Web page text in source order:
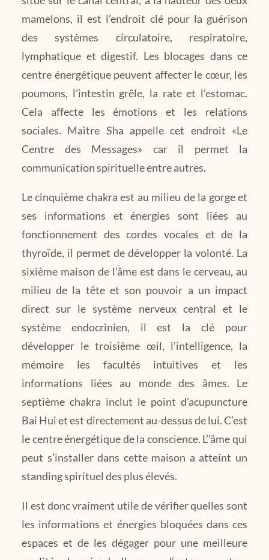
mamelons, il est l’endroit clé pour la guérison
des systèmes circulatoire, respiratoire,
lymphatique et digestif. Les blocages dans ce
centre énergétique peuvent affecter le cœur, les
poumons, l’intestin grêle, la rate et l’estomac.
Cela affecte les émotions et les relations
sociales. Maître Sha appelle cet endroit «Le
Centre des Messages» car il permet la
communication spirituelle entre autres.
Le cinquième chakra est au milieu de la gorge et
ses informations et énergies sont liées au
fonctionnement des cordes vocales et de la
thyroïde, il permet de développer la volonté. La
sixième maison de l’âme est dans le cerveau, au
milieu de la tête et son pouvoir a un impact
direct sur le système nerveux central et le
système endocrinien, il est la clé pour
développer le troisième œil, l’intelligence, la
mémoire les facultés intuitives et les
informations liées au monde des âmes. Le
septième chakra inclut le point d’acupuncture
Bai Hui et est directement au-dessus de lui. C’est
le centre énergétique de la conscience. L’’âme qui
peut s’installer dans cette maison a atteint un
standing spirituel des plus élevés.
Il est donc vraiment utile de vérifier quelles sont
les informations et énergies bloquées dans ces
espaces et de les dégager pour une meilleure